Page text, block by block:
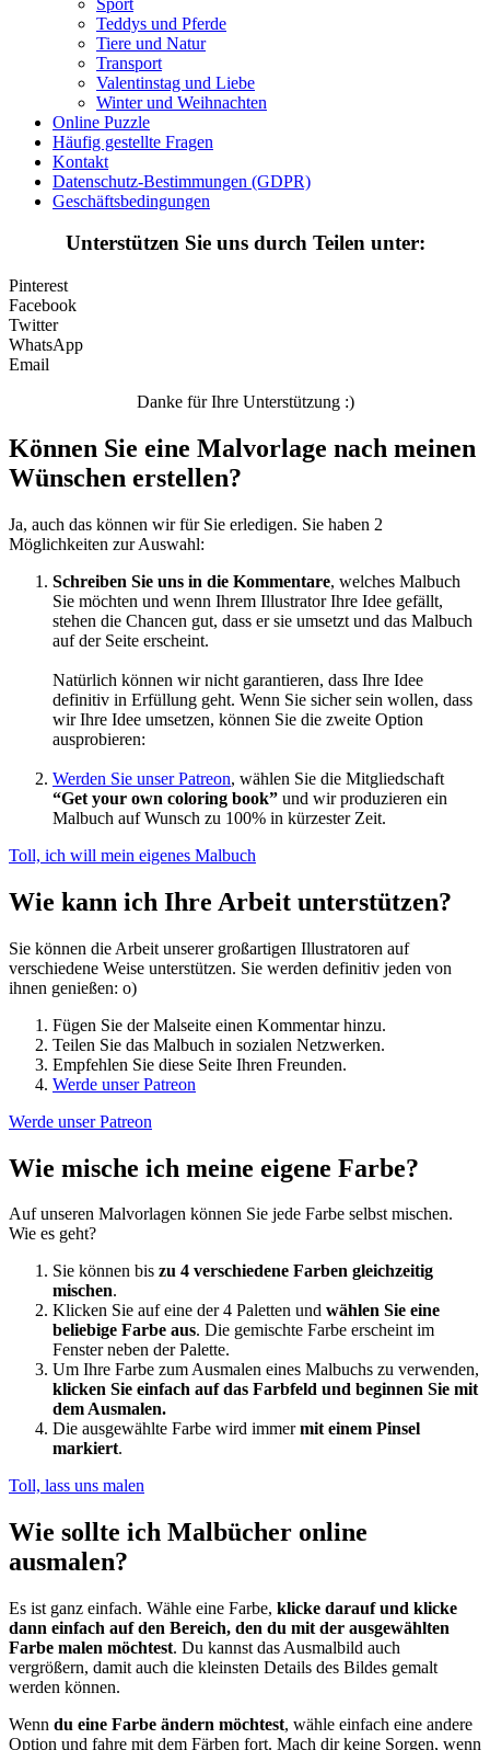
Valentinstag und Liebe
Winter und Weihnachten
Unkategorisiert
Teddys und Pferde
Tiere und Natur
Transport
Valentinstag und Liebe
Winter und Weihnachten
Online Puzzle
Häufig gestellte Fragen
Kontakt
Datenschutz-Bestimmungen (GDPR)
Geschäftsbedingungen
Unterstützen Sie uns durch Teilen unter:
Pinterest
Facebook
Twitter
WhatsApp
Email
Danke für Ihre Unterstützung :)
Können Sie eine Malvorlage nach meinen
Wünschen erstellen?
Ja, auch das können wir für Sie erledigen. Sie haben 2
Möglichkeiten zur Auswahl:
Schreiben Sie uns in die Kommentare, welches Malbuch
Sie möchten und wenn Ihrem Illustrator Ihre Idee gefällt,
stehen die Chancen gut, dass er sie umsetzt und das Malbuch
auf der Seite erscheint.
Natürlich können wir nicht garantieren, dass Ihre Idee
definitiv in Erfüllung geht. Wenn Sie sicher sein wollen, dass
wir Ihre Idee umsetzen, können Sie die zweite Option
ausprobieren:
Werden Sie unser Patreon, wählen Sie die Mitgliedschaft
“Get your own coloring book” und wir produzieren ein
Malbuch auf Wunsch zu 100% in kürzester Zeit.
Toll, ich will mein eigenes Malbuch
Wie kann ich Ihre Arbeit unterstützen?
Sie können die Arbeit unserer großartigen Illustratoren auf
verschiedene Weise unterstützen. Sie werden definitiv jeden von
ihnen genießen: o)
Fügen Sie der Malseite einen Kommentar hinzu.
Teilen Sie das Malbuch in sozialen Netzwerken.
Empfehlen Sie diese Seite Ihren Freunden.
Werde unser Patreon
Werde unser Patreon
Wie mische ich meine eigene Farbe?
Auf unseren Malvorlagen können Sie jede Farbe selbst mischen.
Wie es geht?
Sie können bis zu 4 verschiedene Farben gleichzeitig
mischen.
Klicken Sie auf eine der 4 Paletten und wählen Sie eine
beliebige Farbe aus. Die gemischte Farbe erscheint im
Fenster neben der Palette.
Um Ihre Farbe zum Ausmalen eines Malbuchs zu verwenden,
klicken Sie einfach auf das Farbfeld und beginnen Sie mit
dem Ausmalen.
Die ausgewählte Farbe wird immermit einem Pinsel
markiert.
Toll, lass uns malen
Wie sollte ich Malbücher online
ausmalen?
Es ist ganz einfach. Wähle eine Farbe, klicke darauf und klicke
dann einfach auf den Bereich, den du mit der ausgewählten
Farbe malen möchtest. Du kannst das Ausmalbild auch
vergrößern, damit auch die kleinsten Details des Bildes gemalt
werden können.
Wenn du eine Farbe ändern möchtest, wähle einfach eine andere
Option und fahre mit dem Färben fort. Mach dir keine Sorgen, wenn